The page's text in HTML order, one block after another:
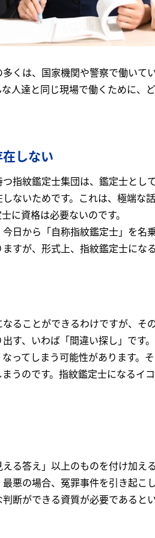
くは、国家機関や警察で働いて
人達と同じ現場で働くために、
しない
指紋鑑定士集団は、鑑定士とし
ないためです。これは、極端な
に資格は必要ないのです。
日から「自称指紋鑑定士」を名
すが、形式上、指紋鑑定士にな
ることができるわけですが、そ
す、いわば「間違い探し」です
ってしまう可能性があります。
うのです。指紋鑑定士になるイ
る答え」以上のものを付け加え
悪の場合、冤罪事件を引き起こ
断ができる資質が必要であると